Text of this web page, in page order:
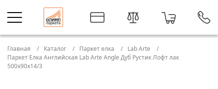
Главная Каталог Паркет елка
Lab Arte
Паркет Елка Английская Lab Arte Angle Дуб Рустик Лофт лак
500х90х14/3